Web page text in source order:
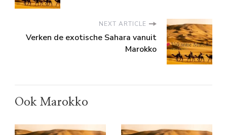
NEXT ARTICLE
Verken de exotische Sahara vanuit
Marokko
Ook Marokko